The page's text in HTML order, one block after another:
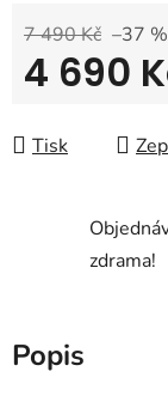
7 490 Kč –37 %
4 690
Tisk
zdrama!
Popis